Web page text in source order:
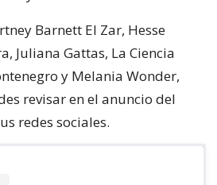
Barnett El Zar, Hesse
Juliana Gattas, La Ciencia
y Melania Wonder,
revisar en el anuncio del
redes sociales.